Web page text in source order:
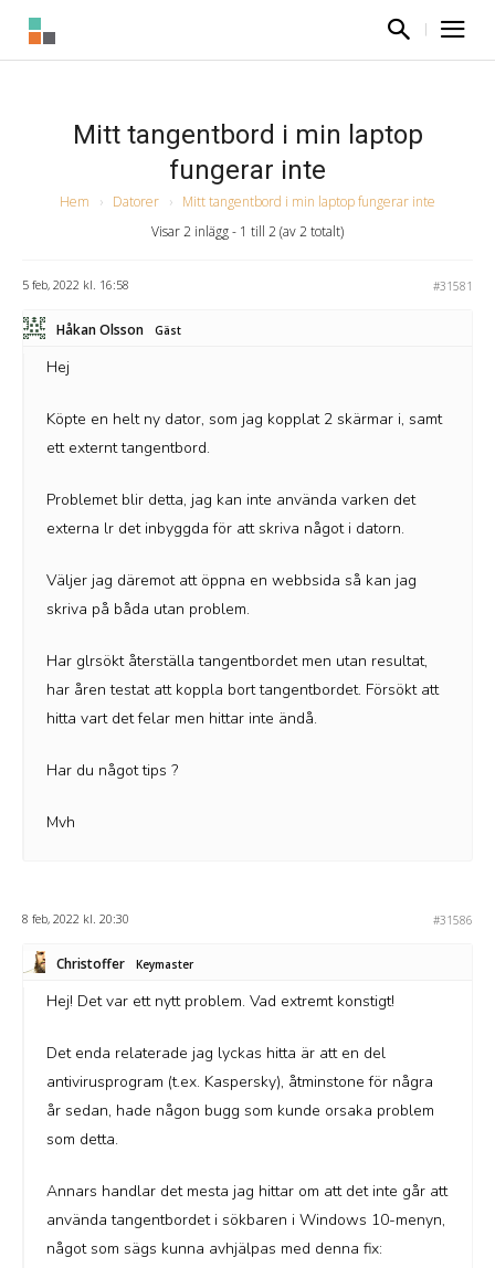
Mitt tangentbord i min laptop
fungerar inte
Hem › Datorer › Mitt tangentbord i min laptop fungerar inte
Visar 2 inlägg - 1 till 2 (av 2 totalt)
5 feb, 2022 kl. 16:58 #31581
Håkan Olsson Gäst
Hej
Köpte en helt ny dator, som jag kopplat 2 skärmar i, samt
ett externt tangentbord.
Problemet blir detta, jag kan inte använda varken det
externa lr det inbyggda för att skriva något i datorn.
Väljer jag däremot att öppna en webbsida så kan jag
skriva på båda utan problem.
Har glrsökt återställa tangentbordet men utan resultat,
har åren testat att koppla bort tangentbordet. Försökt att
hitta vart det felar men hittar inte ändå.
Har du något tips ?
Mvh
8 feb, 2022 kl. 20:30 #31586
Christoffer Keymaster
Hej! Det var ett nytt problem. Vad extremt konstigt!
Det enda relaterade jag lyckas hitta är att en del
antivirusprogram (t.ex. Kaspersky), åtminstone för några
år sedan, hade någon bugg som kunde orsaka problem
som detta.
Annars handlar det mesta jag hittar om att det inte går att
använda tangentbordet i sökbaren i Windows 10-menyn,
något som sägs kunna avhjälpas med denna fix: